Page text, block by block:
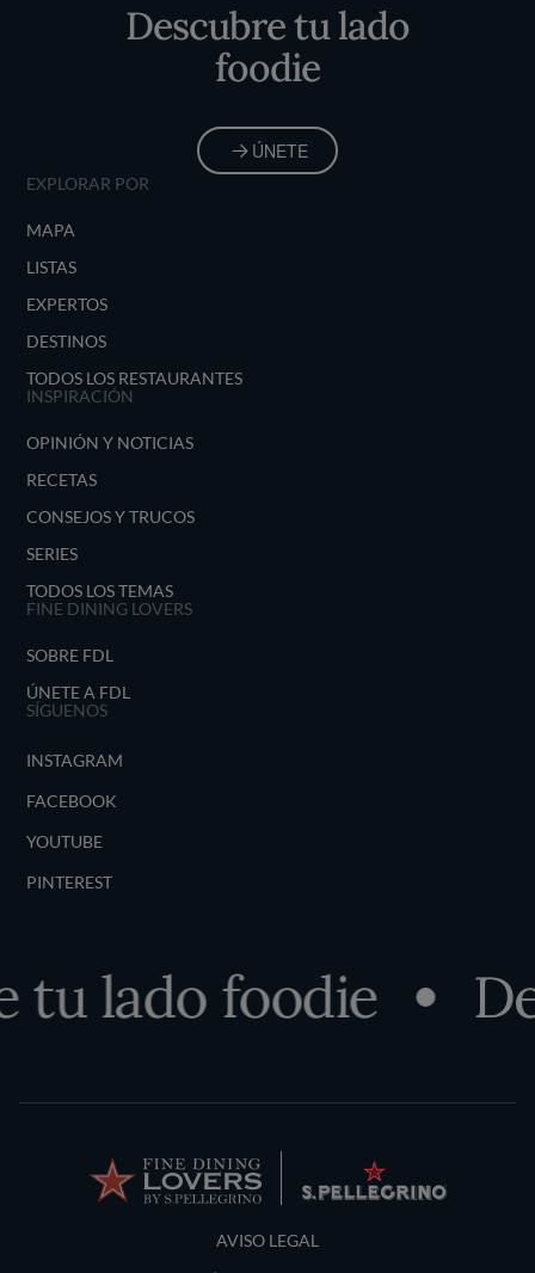
Descubre tu lado
foodie
ÚNETE
EXPLORAR POR
MAPA
LISTAS
EXPERTOS
DESTINOS
TODOS LOS RESTAURANTES
INSPIRACIÓN
OPINIÓN Y NOTICIAS
RECETAS
CONSEJOS Y TRUCOS
SERIES
TODOS LOS TEMAS
FINE DINING LOVERS
SOBRE FDL
ÚNETE A FDL
SÍGUENOS
INSTAGRAM
FACEBOOK
YOUTUBE
PINTEREST
lado foodie
Terms and Conditions
AVISO LEGAL